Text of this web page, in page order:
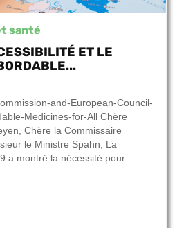
santé
ET LE
and-European-Council-
Medicines-for-All Chère
Chère la Commissaire
le Ministre Spahn, La
a montré la nécessité pour...